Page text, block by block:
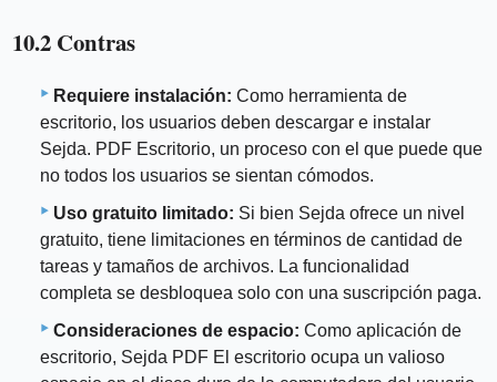
10.2 Contras
Requiere instalación: Como herramienta de
escritorio, los usuarios deben descargar e instalar
Sejda. PDF Escritorio, un proceso con el que puede que
no todos los usuarios se sientan cómodos.
Uso gratuito limitado: Si bien Sejda ofrece un nivel
gratuito, tiene limitaciones en términos de cantidad de
tareas y tamaños de archivos. La funcionalidad
completa se desbloquea solo con una suscripción paga.
Consideraciones de espacio: Como aplicación de
escritorio, Sejda PDF El escritorio ocupa un valioso